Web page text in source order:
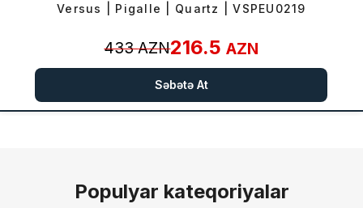
Versus | Pigalle | Quartz | VSPEU0219
433AZN216.5AZN
Səbətə At
Populyar kateqoriyalar